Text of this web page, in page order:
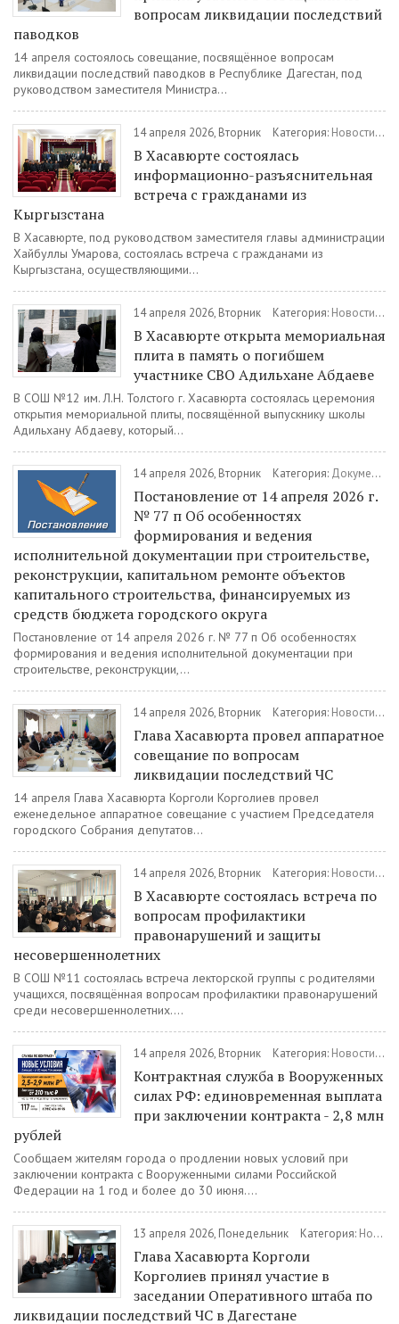
вопросам ликвидации последствий
паводков
14 апреля состоялось совещание, посвящённое вопросам
ликвидации последствий паводков в Республике Дагестан, под
руководством заместителя Министра...
14 апреля 2026, Вторник Категория: Новости/
В Хасавюрте состоялась
информационно-разъяснительная
встреча с гражданами из
Кыргызстана
В Хасавюрте, под руководством заместителя главы администрации
Хайбуллы Умарова, состоялась встреча с гражданами из
Кыргызстана, осуществляющими...
14 апреля 2026, Вторник Категория: Новости/
В Хасавюрте открыта мемориальная
плита в память о погибшем
участнике СВО Адильхане Абдаеве
В СОШ №12 им. Л.Н. Толстого г. Хасавюрта состоялась церемония
открытия мемориальной плиты, посвящённой выпускнику школы
Адильхану Абдаеву, который...
14 апреля 2026, Вторник Категория: Документы
Постановление от 14 апреля 2026 г.
№ 77 п Об особенностях
формирования и ведения
исполнительной документации при строительстве,
реконструкции, капитальном ремонте объектов
капитального строительства, финансируемых из
средств бюджета городского округа
Постановление от 14 апреля 2026 г. № 77 п Об особенностях
формирования и ведения исполнительной документации при
строительстве, реконструкции,...
14 апреля 2026, Вторник Категория: Новости/
Глава Хасавюрта провел аппаратное
совещание по вопросам
ликвидации последствий ЧС
14 апреля Глава Хасавюрта Корголи Корголиев провел
еженедельное аппаратное совещание с участием Председателя
городского Собрания депутатов...
14 апреля 2026, Вторник Категория: Новости/
В Хасавюрте состоялась встреча по
вопросам профилактики
правонарушений и защиты
несовершеннолетних
В СОШ №11 состоялась встреча лекторской группы с родителями
учащихся, посвящённая вопросам профилактики правонарушений
среди несовершеннолетних....
14 апреля 2026, Вторник Категория: Новости/
Контрактная служба в Вооруженных
силах РФ: единовременная выплата
при заключении контракта - 2,8 млн
рублей
Сообщаем жителям города о продлении новых условий при
заключении контракта с Вооруженными силами Российской
Федерации на 1 год и более до 30 июня....
13 апреля 2026, Понедельник Категория: Новости
Глава Хасавюрта Корголи
Корголиев принял участие в
заседании Оперативного штаба по
ликвидации последствий ЧС в Дагестане